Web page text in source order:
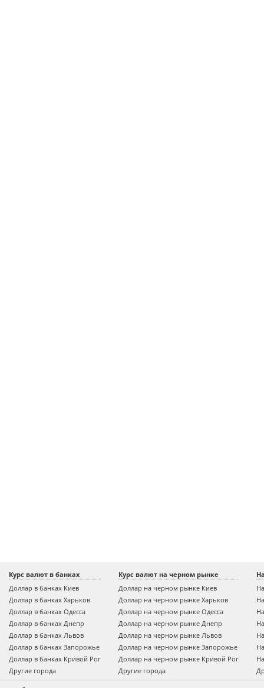
Курс валют в банках
Доллар в банках Киев
Доллар в банках Харьков
Доллар в банках Одесса
Доллар в банках Днепр
Доллар в банках Львов
Доллар в банках Запорожье
Доллар в банках Кривой Рог
Другие города
Курс валют на черном рынке
Доллар на черном рынке Киев
Доллар на черном рынке Харьков
Доллар на черном рынке Одесса
Доллар на черном рынке Днепр
Доллар на черном рынке Львов
Доллар на черном рынке Запорожье
Доллар на черном рынке Кривой Рог
Другие города